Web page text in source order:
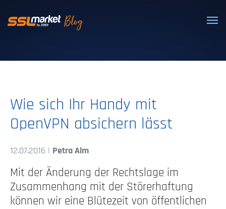
Vertrauenswürdige SSL/TLS-
Wie sich Ihr Handy mit
OpenVPN absichern lässt
12.07.2016 | Petra Alm
Mit der Änderung der Rechtslage im
Zusammenhang mit der Störerhaftung
können wir eine Blütezeit von öffentlichen